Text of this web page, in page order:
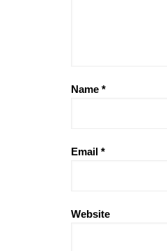
Name *
Email *
Website